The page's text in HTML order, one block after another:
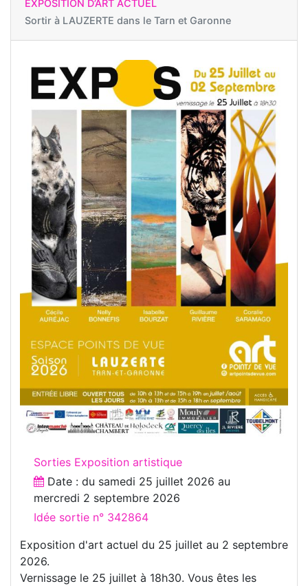
EXPOSITION D’ART ACTUEL
Sortir à LAUZERTE dans le Tarn et Garonne
Sorties Exposition artistique
Date : du samedi 25 juillet 2026 au
mercredi 2 septembre 2026
Idée sortie n° 342864
Exposition d'art actuel du 25 juillet au 2 septembre
2026.
Vernissage le 25 juillet à 18h30. Vous êtes les